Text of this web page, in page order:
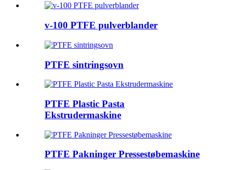
v-100 PTFE pulverblander
PTFE sintringsovn
PTFE Plastic Pasta
Ekstrudermaskine
PTFE Pakninger Pressestøbemaskine